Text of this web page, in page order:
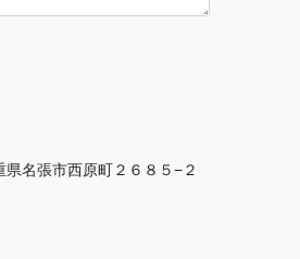
名張市西原町２６８５−２